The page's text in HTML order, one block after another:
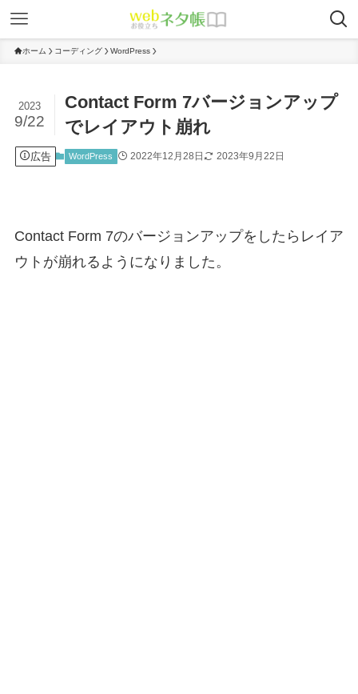
ホーム コーディング WordPress
Contact Form 7バージョンアップ
でレイアウト崩れ
2023
9/22
広告 WordPress 2022年12月28日 2023年9月22日
Contact Form 7のバージョンアップをしたらレイア
ウトが崩れるようになりました。